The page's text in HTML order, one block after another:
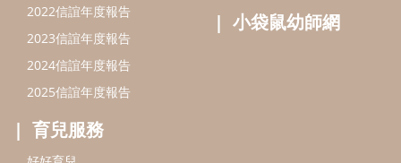
2022信誼年度報告
2023信誼年度報告
2024信誼年度報告
2025信誼年度報告
育兒服務
小袋鼠幼師網